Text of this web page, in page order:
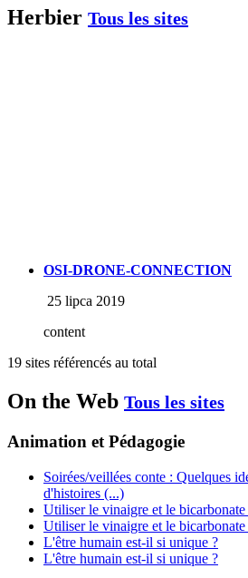
Herbier Tous les sites
OSI-DRONE-CONNECTION
25 lipca 2019
content
19 sites référencés au total
On the Web Tous les sites
Animation et Pédagogie
Soirées/veillées conte : Quelques
d'histoires (...)
Utiliser le vinaigre et le
Utiliser le vinaigre et le
L'être humain est-il si unique ?
L'être humain est-il si unique ?